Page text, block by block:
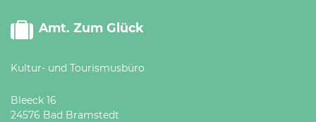
Amt. Zum Glück
Kultur- und Tourismusbüro
Bleeck 16
24576 Bad Bramstedt